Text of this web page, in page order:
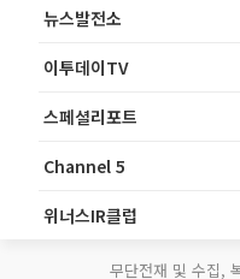
뉴스발전소
이투데이TV
스페셜리포트
Channel 5
위너스IR클럽
무단전재 및 수집,